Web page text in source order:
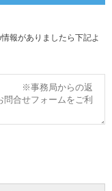
報がありましたら下記よ